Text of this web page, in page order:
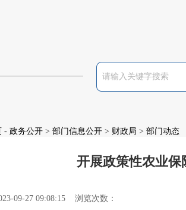
- 政务公开 > 部门信息公开 > 财政局 > 部门动态
开展政策性农业
09-27 09:08:15 浏览次数：